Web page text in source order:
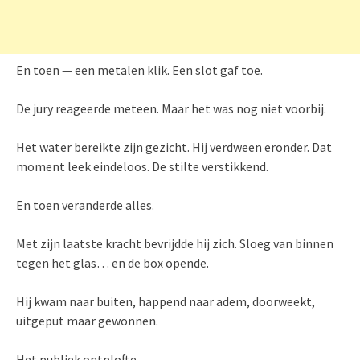
En toen — een metalen klik. Een slot gaf toe.
De jury reageerde meteen. Maar het was nog niet voorbij.
Het water bereikte zijn gezicht. Hij verdween eronder. Dat
moment leek eindeloos. De stilte verstikkend.
En toen veranderde alles.
Met zijn laatste kracht bevrijdde hij zich. Sloeg van binnen
tegen het glas… en de box opende.
Hij kwam naar buiten, happend naar adem, doorweekt,
uitgeput maar gewonnen.